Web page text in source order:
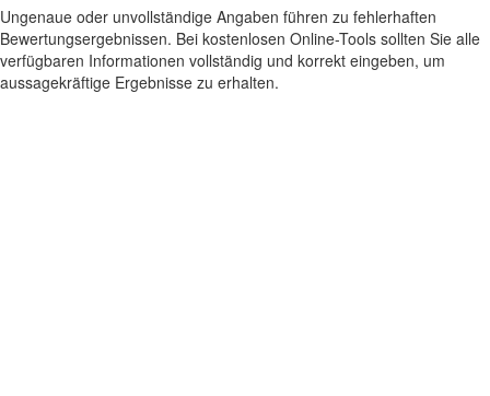
Ungenaue oder unvollständige Angaben führen zu fehlerhaften
Bewertungsergebnissen. Bei kostenlosen Online-Tools sollten Sie alle
verfügbaren Informationen vollständig und korrekt eingeben, um
aussagekräftige Ergebnisse zu erhalten.